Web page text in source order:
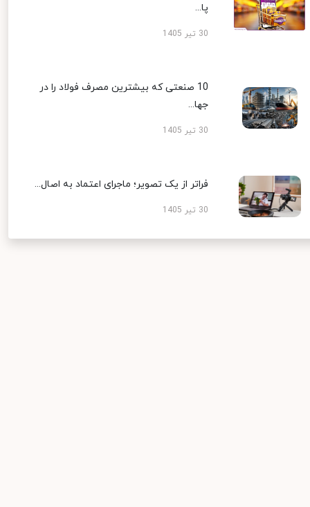
پا...
30 تیر 1405
10 صنعتی که بیشترین مصرف فولاد را در
جها...
30 تیر 1405
فراتر از یک تصویر؛ ماجرای اعتماد به اصال...
30 تیر 1405